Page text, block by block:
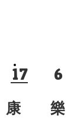
17 6
樂